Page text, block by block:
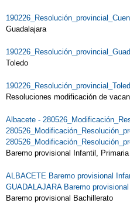
Guadalajara
Toledo
Resoluciones modificación de
Albacete -
Baremo provisional Infantil,
ALBACETE Baremo provisional
GUADALAJARA Baremo
Baremo provisional Bachillerato